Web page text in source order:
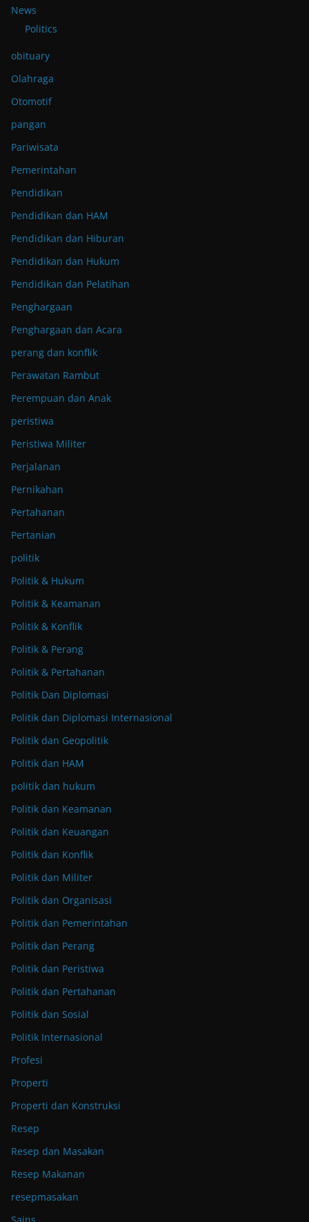
News
Politics
obituary
Olahraga
Otomotif
pangan
Pariwisata
Pemerintahan
Pendidikan
Pendidikan dan HAM
Pendidikan dan Hiburan
Pendidikan dan Hukum
Pendidikan dan Pelatihan
Penghargaan
Penghargaan dan Acara
perang dan konflik
Perawatan Rambut
Perempuan dan Anak
peristiwa
Peristiwa Militer
Perjalanan
Pernikahan
Pertahanan
Pertanian
politik
Politik & Hukum
Politik & Keamanan
Politik & Konflik
Politik & Perang
Politik & Pertahanan
Politik Dan Diplomasi
Politik dan Diplomasi Internasional
Politik dan Geopolitik
Politik dan HAM
politik dan hukum
Politik dan Keamanan
Politik dan Keuangan
Politik dan Konflik
Politik dan Militer
Politik dan Organisasi
Politik dan Pemerintahan
Politik dan Perang
Politik dan Peristiwa
Politik dan Pertahanan
Politik dan Sosial
Politik Internasional
Profesi
Properti
Properti dan Konstruksi
Resep
Resep dan Masakan
Resep Makanan
resepmasakan